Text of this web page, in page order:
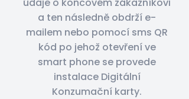
a ten následně obdrží e-
mailem nebo pomocí sms QR
kód po jehož otevření ve
smart phone se provede
instalace Digitální
Konzumační karty.